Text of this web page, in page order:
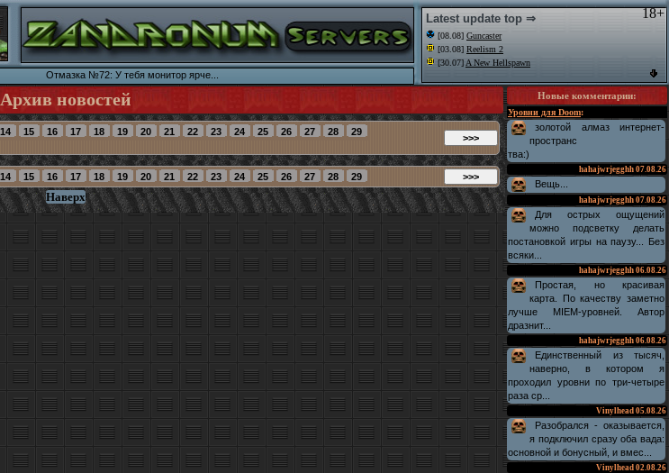
18+
Latest update top ⇒
[08.08] Guncaster
[03.08] Reelism 2
[30.07] A New Hellspawn
Отмазка №72: У тебя монитор ярче...
Архив новостей
Наверх
Новые комментарии:
Уровни для Doom:
золотой алмаз интернет-
пространс
тва:)
hahajwrjegghh 07.08.26
Вещь...
hahajwrjegghh 07.08.26
Для острых ощущений
можно подсветку делать
постановкой игры на паузу... Без
всяки...
hahajwrjegghh 06.08.26
Простая, но красивая
карта. По качеству заметно
лучше MIEM-уровней. Автор
дразнит...
hahajwrjegghh 06.08.26
Единственный из тысяч,
наверно, в котором я
проходил уровни по три-четыре
раза ср...
Vinylhead 05.08.26
Разобрался - оказывается,
я подключил сразу оба вада:
основной и бонусный, и вмес...
Vinylhead 02.08.26